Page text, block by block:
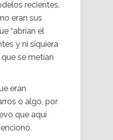
recientes.
eran sus
“abrían el
y ni siquiera
se metían
eran
o algo, por
que aquí